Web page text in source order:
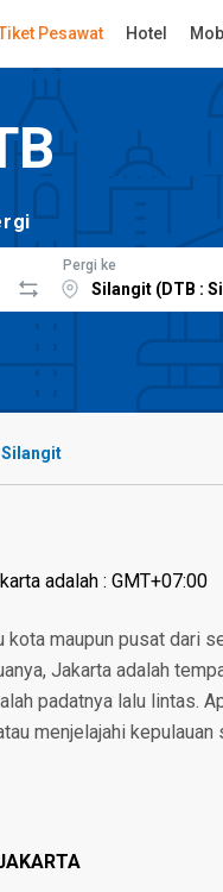
Pesawat Hotel
Pergi ke
Silangit
adalah : GMT+07:00
kota maupun pusat dari
Jakarta adalah
padatnya lalu lintas.
menjelajahi